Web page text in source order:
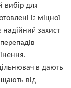
вибір для
із міцної
надійний захист
дають
від